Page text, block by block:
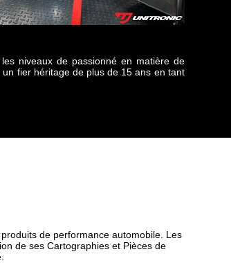
niveaux de passionné en matière de
fier héritage de plus de 15 ans en tant
de performance automobile. Les
de ses Cartographies et Pièces de